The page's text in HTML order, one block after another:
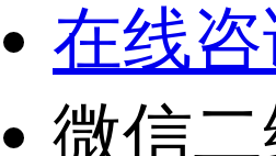
在线咨
微信